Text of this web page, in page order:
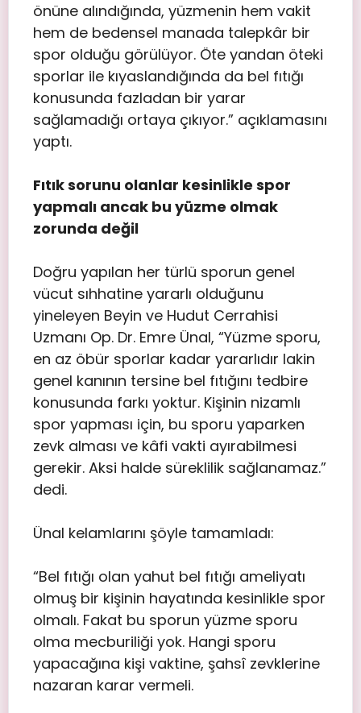
önüne alındığında, yüzmenin hem vakit
hem de bedensel manada talepkâr bir
spor olduğu görülüyor. Öte yandan öteki
sporlar ile kıyaslandığında da bel fıtığı
konusunda fazladan bir yarar
sağlamadığı ortaya çıkıyor.” açıklamasını
yaptı.
Fıtık sorunu olanlar kesinlikle spor
yapmalı ancak bu yüzme olmak
zorunda değil
Doğru yapılan her türlü sporun genel
vücut sıhhatine yararlı olduğunu
yineleyen Beyin ve Hudut Cerrahisi
Uzmanı Op. Dr. Emre Ünal, “Yüzme sporu,
en az öbür sporlar kadar yararlıdır lakin
genel kanının tersine bel fıtığını tedbire
konusunda farkı yoktur. Kişinin nizamlı
spor yapması için, bu sporu yaparken
zevk alması ve kâfi vakti ayırabilmesi
gerekir. Aksi halde süreklilik sağlanamaz.”
dedi.
Ünal kelamlarını şöyle tamamladı:
“Bel fıtığı olan yahut bel fıtığı ameliyatı
olmuş bir kişinin hayatında kesinlikle spor
olmalı. Fakat bu sporun yüzme sporu
olma mecburiliği yok. Hangi sporu
yapacağına kişi vaktine, şahsî zevklerine
nazaran karar vermeli.